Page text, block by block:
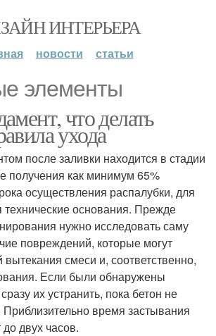
ИНТЕРЬЕРА
новости статьи
элементы
что делать
ухода
после заливки находится в стадии
получения как минимум 65%
осуществления распалубки, для
технические основания. Прежде
нужно исследовать саму
повреждений, которые могут
смеси и, соответственно,
Если были обнаружены
их устранить, пока бетон не
Приблизительно время застывания
двух часов.